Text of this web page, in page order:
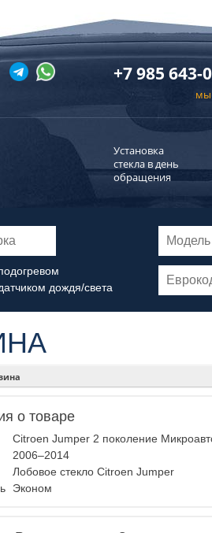
+7 985 643-
мы
Установка
стекла в день
обращения
дождя/света
о товаре
Citroen Jumper 2 поколение
2006–2014
Лобовое стекло Citroen Jumper
Эконом